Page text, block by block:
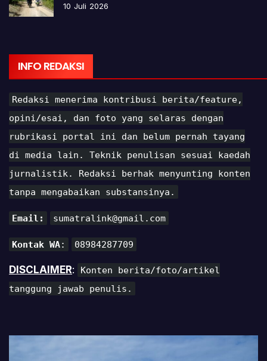
10 Juli 2026
INFO REDAKSI
Redaksi menerima kontribusi berita/feature,
opini/esai, dan foto yang selaras dengan
rubrikasi portal ini dan belum pernah tayang
di media lain. Teknik penulisan sesuai kaedah
jurnalistik. Redaksi berhak menyunting konten
tanpa mengabaikan substansinya.
Email: sumatralink@gmail.com
Kontak WA: 08984287709
DISCLAIMER:
Konten berita/foto/artikel
tanggung jawab penulis.